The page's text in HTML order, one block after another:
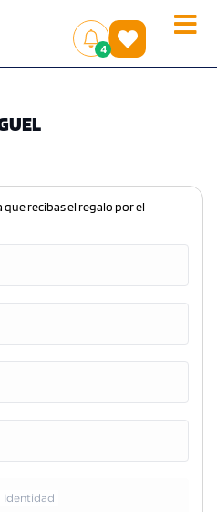
Toggle
4
()
que recibas el regalo por el
Identidad